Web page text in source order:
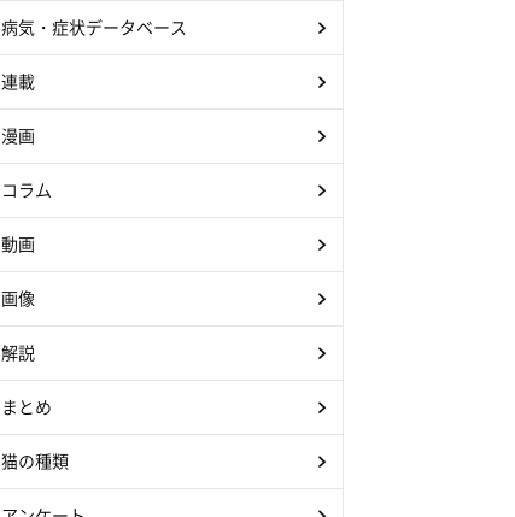
病気・症状データベース
連載
漫画
コラム
動画
画像
解説
まとめ
猫の種類